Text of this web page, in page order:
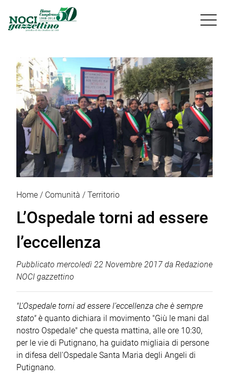

Home Comunità Territorio
L’Ospedale torni ad essere
l’eccellenza
Pubblicato mercoledì 22 Novembre 2017 da Redazione
NOCI gazzettino
"L'Ospedale torni ad essere l’eccellenza che è sempre
stato" è quanto dichiara il movimento "Giù le mani dal
nostro Ospedale" che questa mattina, alle ore 10:30,
per le vie di Putignano, ha guidato migliaia di persone
in difesa dell'Ospedale Santa Maria degli Angeli di
Putignano.